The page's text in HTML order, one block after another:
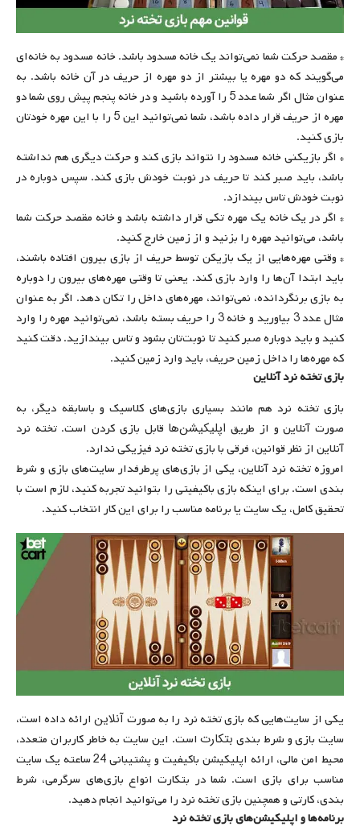
* مقصد حرکت شما نمی‌تواند یک خانه مسدود باشد. خانه مسدود به خانه‌ای
می‌گویند که دو مهره یا بیشتر از دو مهره از حریف در آن خانه باشد. به
عنوان مثال اگر شما عدد 5 را آورده باشید و در خانه پنجم پیش روی شما دو
مهره از حریف قرار داده باشد، شما نمی‌توانید این 5 را با این مهره خودتان
بازی کنید.
* اگر بازیکنی خانه مسدود را نتواند بازی کند و حرکت دیگری هم نداشته
باشد، باید صبر کند تا حریف در نوبت خودش بازی کند. سپس دوباره در
نوبت خودش تاس بیندازد.
* اگر در یک خانه یک مهره تکی قرار داشته باشد و خانه مقصد حرکت شما
باشد، می‌توانید مهره را بزنید و از زمین خارج کنید.
* وقتی مهره‌هایی از یک بازیکن توسط حریف از بازی بیرون افتاده باشند،
باید ابتدا آن‌ها را وارد بازی کند. یعنی تا وقتی مهره‌های بیرون را دوباره
به بازی برنگردانده، نمی‌تواند، مهره‌های داخل را تکان دهد. اگر به عنوان
مثال عدد 3 بیاورید و خانه 3 را حریف بسته باشد، نمی‌توانید مهره را وارد
کنید و باید دوباره صبر کنید تا نوبت‌تان بشود و تاس بیندازید. دقت کنید
که مهره‌ها را داخل زمین حریف، باید وارد زمین کنید.
بازی تخته نرد آنلاین
بازی تخته نرد هم مانند بسیاری بازی‌های کلاسیک و باسابقه دیگر، به
صورت آنلاین و از طریق اپلیکیشن‌ها قابل بازی کردن است. تخته نرد
آنلاین از نظر قوانین، فرقی با بازی تخته نرد فیزیکی ندارد.
امروزه تخته نرد آنلاین، یکی از بازی‌های پرطرفدار سایت‌های بازی و شرط
بندی است. برای اینکه بازی باکیفیتی را بتوانید تجربه کنید، لازم است با
تحقیق کامل، یک سایت یا برنامه مناسب را برای این کار انتخاب کنید.
یکی از سایت‌هایی که بازی تخته نرد را به صورتآنلاینارائه داده است،
سایت بازی و شرط بندی بتکارتاست. این سایت به خاطر کاربران متعدد،
محیط امن مالی، ارائه اپلیکیشن باکیفیت و پشتیبانی 24 ساعته یک سایت
مناسب برای بازی است. شما در بتکارت انواع بازی‌های سرگرمی، شرط
بندی، کارتی و همچنین بازی تخته نرد را می‌توانید انجام دهید.
برنامه‌ها و اپلیکیشن‌های بازی تخته نرد